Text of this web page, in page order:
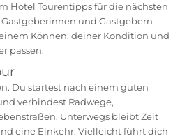
Hotel Tourentipps für die nächsten
und Gastgebern
Können, deiner Kondition und
passen.
Du startest nach einem guten
verbindest Radwege,
Unterwegs bleibt Zeit
eine Einkehr. Vielleicht führt dich